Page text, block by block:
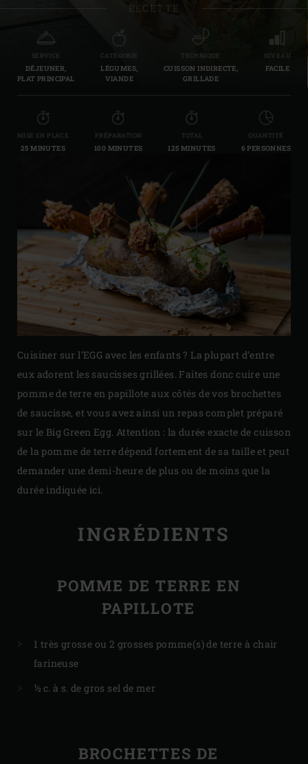
RECETTE
SERVICE
DÉJEUNER,
PLAT PRINCIPAL
CATÉGORIE
LÉGUMES,
VIANDE
TECHNIQUE
CUISSON INDIRECTE,
GRILLADE
NIVEAU
FACILE
MISE EN PLACE
25 MINUTES
PRÉPARATION
100 MINUTES
TOTAL
125 MINUTES
QUANTITÉ
6 PERSONNES
Cuisiner sur l’EGG avec les enfants ? La plupart d’entre
eux adorent les saucisses grillées. Faites donc cuire une
pomme de terre en papillote aux côtés de vos brochettes
de saucisse, et vous avez ainsi un repas complet préparé
sur le Big Green Egg. Attention : la durée exacte de cuisson
de la pomme de terre dépend fortement de sa taille et peut
demander une demi-heure de plus ou de moins que la
durée indiquée ici.
INGRÉDIENTS
POMME DE TERRE EN
PAPILLOTE
1 très grosse ou 2 grosses pomme(s) de terre à chair
farineuse
½ c. à s. de gros sel de mer
BROCHETTES DE